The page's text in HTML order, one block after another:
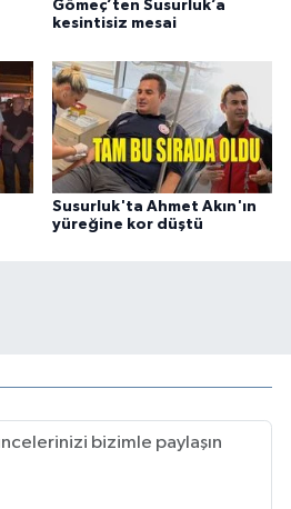
Gömeç’ten Susurluk’a
kesintisiz mesai
Susurluk'ta Ahmet Akın'ın
yüreğine kor düştü